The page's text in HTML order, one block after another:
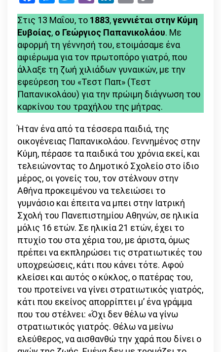
στον
Link
Στις 13 Μαΐου, το 1883,γεννιέται στην Κύμη
Ευβοίας, ο Γεώργιος Παπανικολάου. Με
αφορμή τη γέννησή του, ετοιμάσαμε ένα
αφιέρωμα για τον πρωτοπόρο γιατρό, που
άλλαξε τη ζωή χιλιάδων γυναικών, με την
εφεύρεση του «Τεστ Παπ» (Τεστ
Παπανικολάου) για την πρώιμη διάγνωση του
καρκίνου του τραχήλου της μήτρας.
Ήταν ένα από τα τέσσερα παιδιά, της
οικογένειας Παπανικολάου. Γεννημένος στην
Κύμη, πέρασε τα παιδικά του χρόνια εκεί, και
τελειώνοντας το Δημοτικό Σχολείο στο ίδιο
μέρος, οι γονείς του, τον στέλνουν στην
Αθήνα προκειμένου να τελειώσει το
γυμνάσιο και έπειτα να μπει στην Ιατρική
Σχολή του Πανεπιστημίου Αθηνών, σε ηλικία
μόλις 16 ετών. Σε ηλικία 21 ετών, έχει το
πτυχίο του στα χέρια του, με άριστα, όμως
πρέπει να εκπληρώσει τις στρατιωτικές του
υποχρεώσεις, κάτι που κάνει τότε. Αφού
κλείσει και αυτός ο κύκλος, ο πατέρας του,
του προτείνει να γίνει στρατιωτικός γιατρός,
κάτι που εκείνος απορρίπτει μ’ ένα γράμμα
που του στέλνει: «Όχι δεν θέλω να γίνω
στρατιωτικός γιατρός. Θέλω να μείνω
ελεύθερος, να αισθανθώ την χαρά που δίνει ο